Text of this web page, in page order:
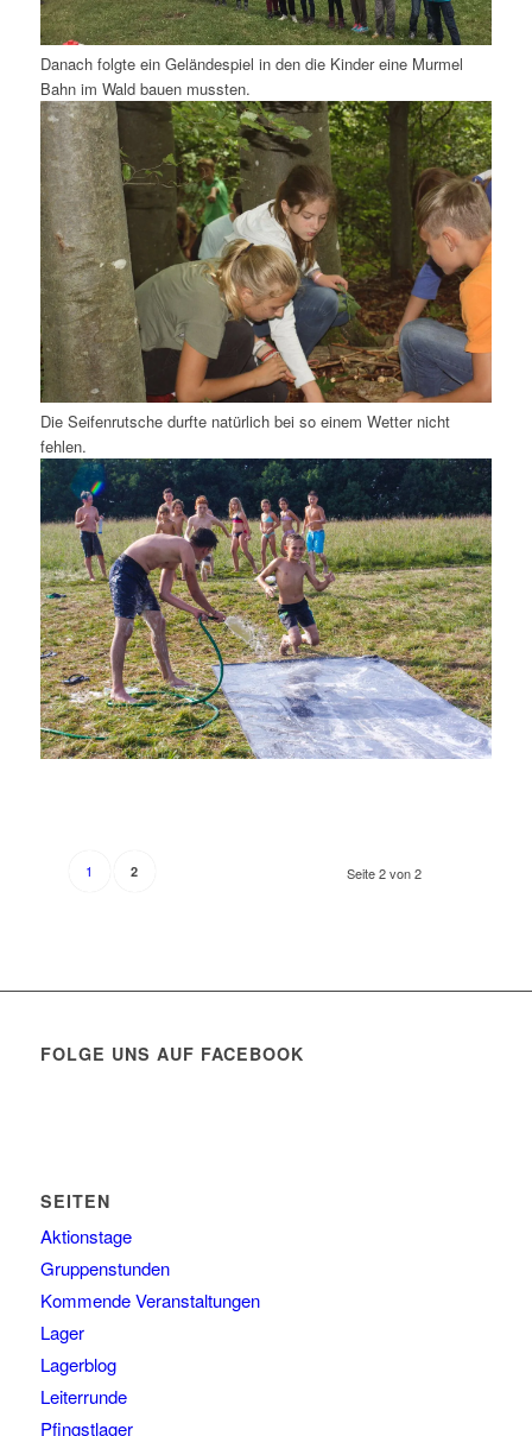
Danach folgte ein Geländespiel in den die Kinder eine Murmel
Bahn im Wald bauen mussten.
Die Seifenrutsche durfte natürlich bei so einem Wetter nicht
fehlen.
Seite 2 von 2
1 2
FOLGE UNS AUF FACEBOOK
SEITEN
Aktionstage
Gruppenstunden
Kommende Veranstaltungen
Lager
Lagerblog
Leiterrunde
Pfingstlager